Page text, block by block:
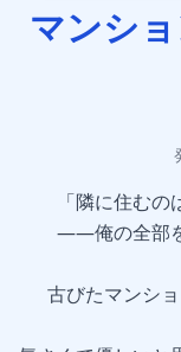
マンシ
「隣に住む
――俺の全部を
古びたマンシ